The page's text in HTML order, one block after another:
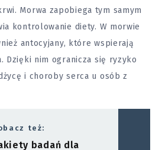
Morwa zapobiega tym samym
kontrolowanie diety. W morwie
antocyjany, które wspierają
Dzięki nim ogranicza się ryzyko
i choroby serca u osób z
też:
badań dla